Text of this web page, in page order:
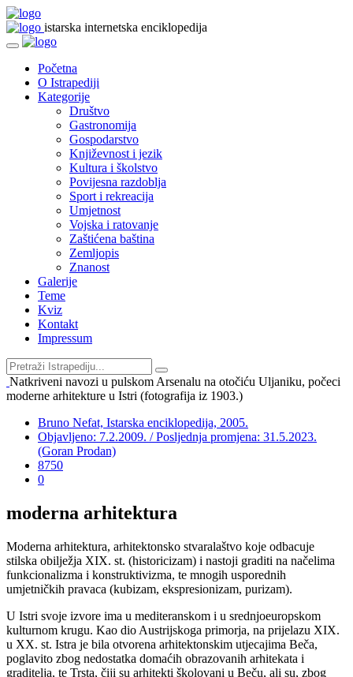
istarska internetska enciklopedija
Početna
O Istrapediji
Kategorije
Društvo
Gastronomija
Gospodarstvo
Književnost i jezik
Kultura i školstvo
Povijesna razdoblja
Sport i rekreacija
Umjetnost
Vojska i ratovanje
Zaštićena baština
Zemljopis
Znanost
Galerije
Teme
Kviz
Kontakt
Impressum
Natkriveni navozi u pulskom Arsenalu na otočiću Uljaniku, počeci
moderne arhitekture u Istri (fotografija iz 1903.)
Bruno Nefat, Istarska enciklopedija, 2005.
Objavljeno: 7.2.2009. / Posljednja promjena: 31.5.2023.
(Goran Prodan)
8750
0
moderna arhitektura
Moderna arhitektura, arhitektonsko stvaralaštvo koje odbacuje
stilska obilježja XIX. st. (historicizam) i nastoji graditi na načelima
funkcionalizma i konstruktivizma, te mnogih usporednih
umjetničkih pravaca (kubizam, ekspresionizam, purizam).
U Istri svoje izvore ima u mediteranskom i u srednjoeuropskom
kulturnom krugu. Kao dio Austrijskoga primorja, na prijelazu XIX.
u XX. st. Istra je bila otvorena arhitektonskim utjecajima Beča,
poglavito zbog nedostatka domaćih obrazovanih arhitekata i
graditelja, te Trsta, čiji su arhitekti školovani u Beču, ali su, zbog